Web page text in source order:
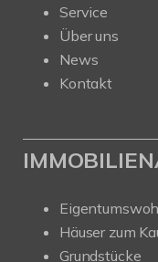
Service
Über uns
News
Kontakt
Häuser zum
Grundstücke